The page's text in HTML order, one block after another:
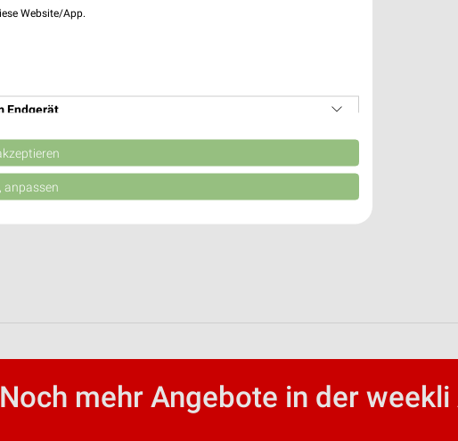
Noch mehr Angebote in der weekli
Website/App.
Endgerät
von Daten aus verschiedenen
anpassen